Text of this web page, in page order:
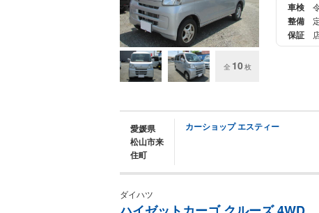
全 10枚
車検
整備
保証
愛媛県
松山市来
住町
カーショップ エスティー
ダイハツ